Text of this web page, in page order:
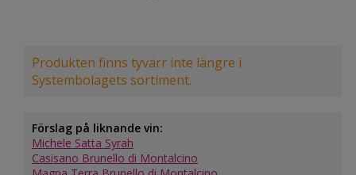
Produkten finns tyvärr inte längre i
Systembolagets sortiment.
Förslag på liknande vin:
Michele Satta Syrah
Casisano Brunello di Montalcino